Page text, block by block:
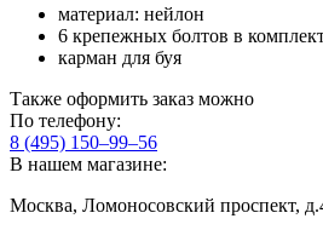
материал: нейлон
6 крепежных болтов в
карман для буя
Также оформить заказ можно
По телефону:
8 (495) 150–99–56
В нашем магазине:
Москва, Ломоносовский проспект,